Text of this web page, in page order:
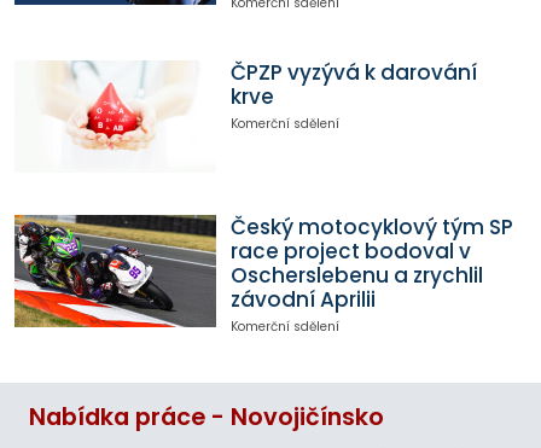
ČPZP vyzývá k darování
krve
Komerční sdělení
Český motocyklový tým SP
race project bodoval v
Oscherslebenu a zrychlil
závodní Aprilii
Komerční sdělení
Nabídka práce - Novojičínsko